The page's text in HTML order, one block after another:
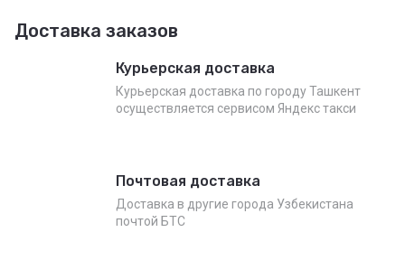
Доставка заказов
Курьерская доставка
Курьерская доставка по городу Ташкент
осуществляется сервисом Яндекс такси
Почтовая доставка
Доставка в другие города Узбекистана
почтой БТС